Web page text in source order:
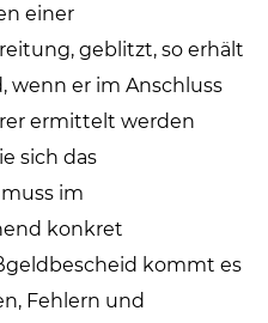
einer
geblitzt, so erhält
wenn er im Anschluss
ermittelt werden
sich das
im
konkret
kommt es
Fehlern und